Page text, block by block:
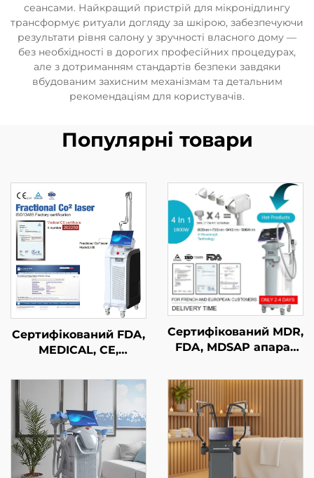
сеансами. Найкращий пристрій для мікронідлингу
трансформує ритуали догляду за шкірою, забезпечуючи
результати рівня салону у зручності власного дому —
без необхідності в дорогих професійних процедурах,
але з дотриманням стандартів безпеки завдяки
вбудованим захисним механізмам та детальним
рекомендаціям для користувачів.
Популярні товари
Сертифікований FDA,
MEDICAL, CE,
фракційним лазером
CO₂
Сертифікований MDR,
FDA, MDSAP апарат
видалення волосся
типу «4 в 1» зі
змінними насадками
та потужністю 600 Вт,
1200 Вт, 1800 Вт, 3000
Вт; діодний лазер з
довжинами хвиль 755